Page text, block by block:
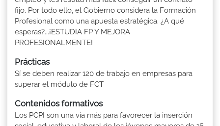
fijo. Por todo ello, el Gobierno considera la Formación
Profesional como una apuesta estratégica. ¿A qué
esperas?...¡ESTUDIA FP Y MEJORA
PROFESIONALMENTE!
Prácticas
Sí se deben realizar 120 de trabajo en empresas para
superar el módulo de FCT
Contenidos formativos
Los PCPI son una vía más para favorecer la inserción